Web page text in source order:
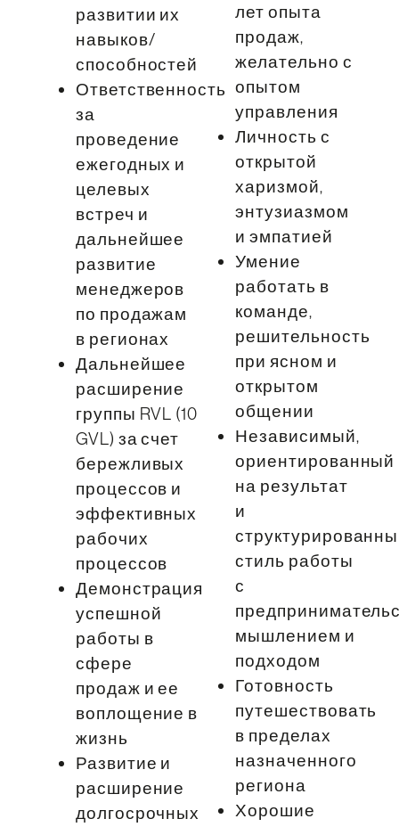
развитии их
навыков/
способностей
Ответственность
за
проведение
ежегодных и
целевых
встреч и
дальнейшее
развитие
менеджеров
по продажам
в регионах
Дальнейшее
расширение
группы RVL (10
GVL) за счет
бережливых
процессов и
эффективных
рабочих
процессов
Демонстрация
успешной
работы в
сфере
продаж и ее
воплощение в
жизнь
Развитие и
расширение
долгосрочных
лет опыта
продаж,
желательно с
опытом
управления
Личность с
открытой
харизмой,
энтузиазмом
и эмпатией
Умение
работать в
команде,
решительность
при ясном и
открытом
общении
Независимый,
ориентированный
на результат
и
стиль работы
с
мышлением и
подходом
Готовность
путешествовать
в пределах
назначенного
региона
Хорошие